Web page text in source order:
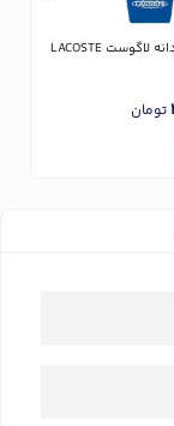
ساعت مچی مردانه لاگوست LACOSTE
تومان